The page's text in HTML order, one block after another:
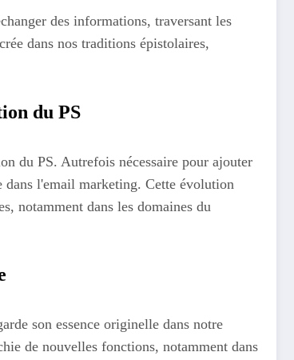
des informations, traversant les
dans nos traditions épistolaires,
du PS
du PS. Autrefois nécessaire pour ajouter
l'email marketing. Cette évolution
notamment dans les domaines du
son essence originelle dans notre
de nouvelles fonctions, notamment dans